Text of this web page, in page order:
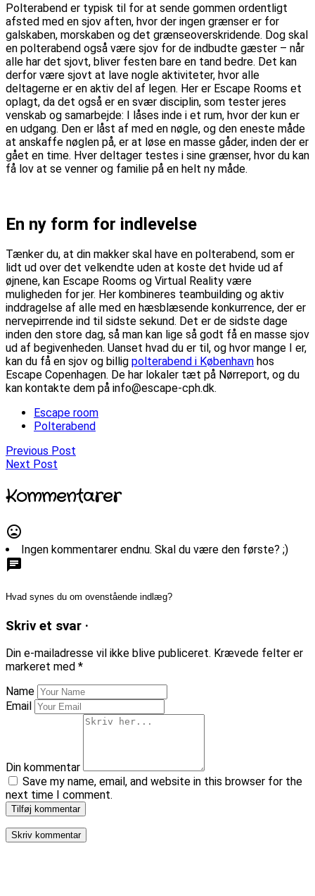
Polterabend er typisk til for at sende gommen ordentligt
afsted med en sjov aften, hvor der ingen grænser er for
galskaben, morskaben og det grænseoverskridende. Dog skal
en polterabend også være sjov for de indbudte gæster – når
alle har det sjovt, bliver festen bare en tand bedre. Det kan
derfor være sjovt at lave nogle aktiviteter, hvor alle
deltagerne er en aktiv del af legen. Her er Escape Rooms et
oplagt, da det også er en svær disciplin, som tester jeres
venskab og samarbejde: I låses inde i et rum, hvor der kun er
en udgang. Den er låst af med en nøgle, og den eneste måde
at anskaffe nøglen på, er at løse en masse gåder, inden der er
gået en time. Hver deltager testes i sine grænser, hvor du kan
få lov at se venner og familie på en helt ny måde.
En ny form for indlevelse
Tænker du, at din makker skal have en polterabend, som er
lidt ud over det velkendte uden at koste det hvide ud af
øjnene, kan Escape Rooms og Virtual Reality være
muligheden for jer. Her kombineres teambuilding og aktiv
inddragelse af alle med en hæsblæsende konkurrence, der er
nervepirrende ind til sidste sekund. Det er de sidste dage
inden den store dag, så man kan lige så godt få en masse sjov
ud af begivenheden. Uanset hvad du er til, og hvor mange I er,
kan du få en sjov og billig polterabend i København hos
Escape Copenhagen. De har lokaler tæt på Nørreport, og du
kan kontakte dem på info@escape-cph.dk.
Escape room
Polterabend
Previous Post
Next Post
Kommentarer
mood_bad
Ingen kommentarer endnu. Skal du være den første? ;)
chat
Hvad synes du om ovenstående indlæg?
Skriv et svar ·
Din e-mailadresse vil ikke blive publiceret. Krævede felter er
markeret med *
Name
Email
Din kommentar
Save my name, email, and website in this browser for the
next time I comment.
Tilføj kommentar